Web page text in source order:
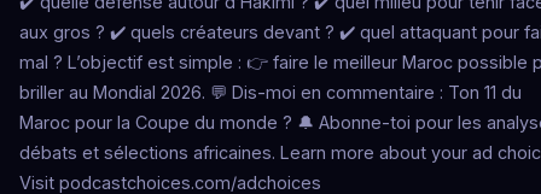
aux gros ? ✔️ quels créateurs devant ? ✔️ quel attaquant pour
mal ? L’objectif est simple : 👉 faire le meilleur Maroc possible
briller au Mondial 2026. 💬 Dis-moi en commentaire : Ton 11 du
Maroc pour la Coupe du monde ? 🔔 Abonne-toi pour les
débats et sélections africaines. Learn more about your ad
Visit podcastchoices.com/adchoices